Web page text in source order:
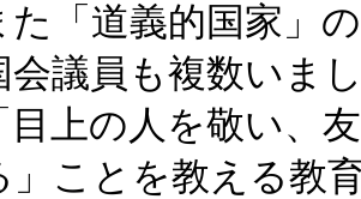
「道義的国家」
会議員も複数いま
上の人を敬い、
」ことを教える教